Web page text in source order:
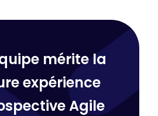
mérite la
expérience
Agile